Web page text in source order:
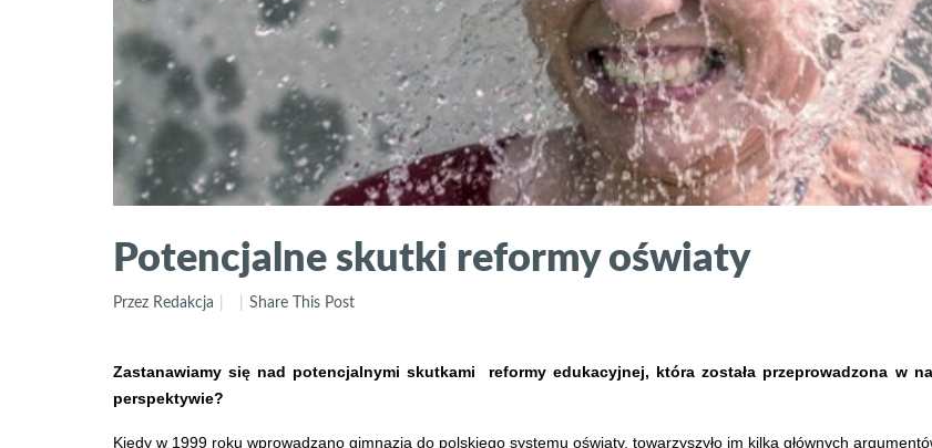
Potencjalne skutki reformy oświaty
Przez Redakcja Share This Post
Zastanawiamy się nad potencjalnymi skutkami reformy edukacyjnej, która została przeprowadzona w
perspektywie?
Kiedy w 1999 roku wprowadzano gimnazja do polskiego systemu oświaty, towarzyszyło im kilka głównych